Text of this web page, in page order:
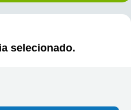
selecionado.